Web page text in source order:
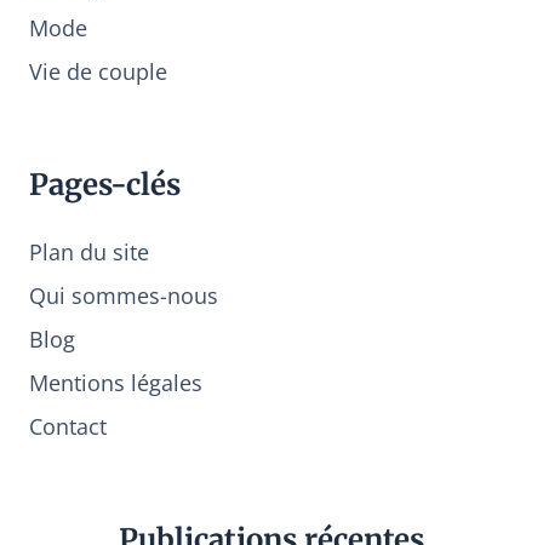
Mode
Vie de couple
Pages-clés
Plan du site
Qui sommes-nous
Blog
Mentions légales
Contact